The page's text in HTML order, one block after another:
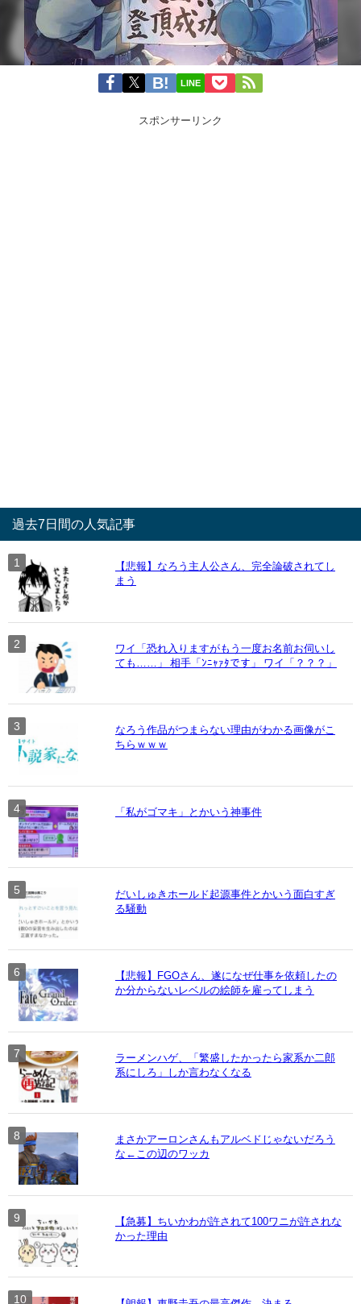
LINE
スポンサーリンク
過去7日間の人気記事
【悲報】なろう主人公さん、完全論破されてし
まう
ワイ「恐れ入りますがもう一度お名前お伺いし
ても……」 相手「ﾝﾆｬｧﾀです」 ワイ「？？？」
なろう作品がつまらない理由がわかる画像がこ
ちらｗｗｗ
「私がゴマキ」とかいう神事件
だいしゅきホールド起源事件とかいう面白すぎ
る騒動
【悲報】FGOさん、遂になぜ仕事を依頼したの
か分からないレベルの絵師を雇ってしまう
ラーメンハゲ、「繁盛したかったら家系か二郎
系にしろ」しか言わなくなる
まさかアーロンさんもアルベドじゃないだろう
な←この辺のワッカ
【急募】ちいかわが許されて100ワニが許されな
かった理由